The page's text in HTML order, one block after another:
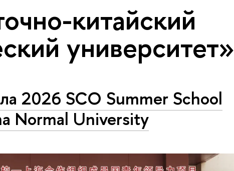
китайский
университет»
2026 SCO Summer School
Normal University